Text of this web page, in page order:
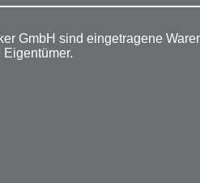
GmbH sind eingetragene